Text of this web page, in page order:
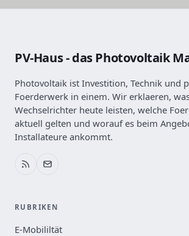
PV-Haus - das Photovoltaik
Photovoltaik ist Investition, Technik und
Foerderwerk in einem. Wir erklaeren,
Wechselrichter heute leisten, welche
aktuell gelten und worauf es beim
Installateure ankommt.
RUBRIKEN
E-Mobililtät